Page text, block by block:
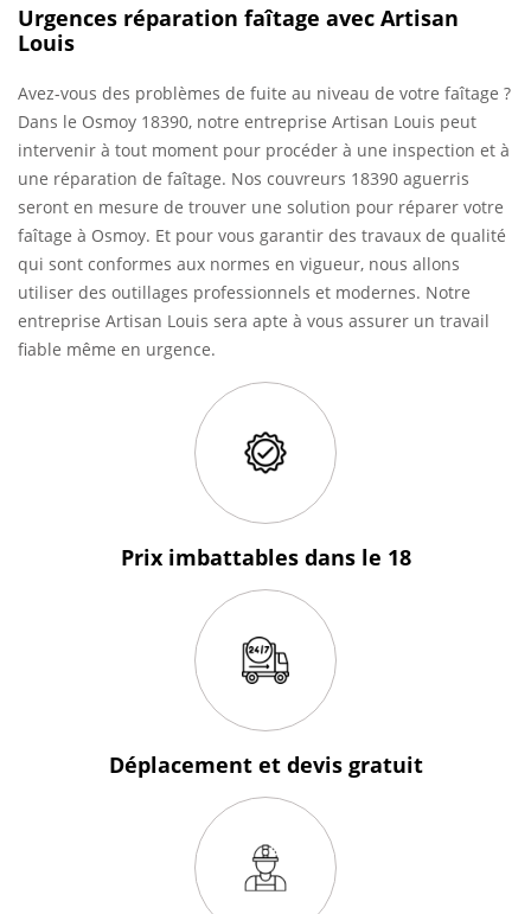
Urgences réparation faîtage avec Artisan
Louis
Avez-vous des problèmes de fuite au niveau de votre faîtage ?
Dans le Osmoy 18390, notre entreprise Artisan Louis peut
intervenir à tout moment pour procéder à une inspection et à
une réparation de faîtage. Nos couvreurs 18390 aguerris
seront en mesure de trouver une solution pour réparer votre
faîtage à Osmoy. Et pour vous garantir des travaux de qualité
qui sont conformes aux normes en vigueur, nous allons
utiliser des outillages professionnels et modernes. Notre
entreprise Artisan Louis sera apte à vous assurer un travail
fiable même en urgence.
Prix imbattables dans le 18
Déplacement et devis gratuit